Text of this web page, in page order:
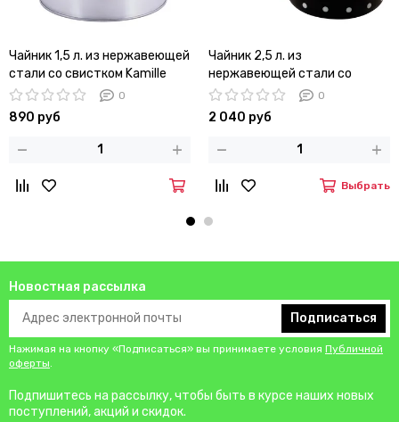
Чайник 1,5 л. из нержавеющей
стали со свистком Kamille
KM-1080
0
890 руб
Чайник 2,5 л. из
нержавеющей стали со
свистком Ofenbach NB-
100301 горошек
0
2 040 руб
Выбрать
Новостная рассылка
Подписаться
Нажимая на кнопку «Подписаться» вы принимаете условия Публичной
оферты.
Подпишитесь на рассылку, чтобы быть в курсе наших новых
поступлений, акций и скидок.